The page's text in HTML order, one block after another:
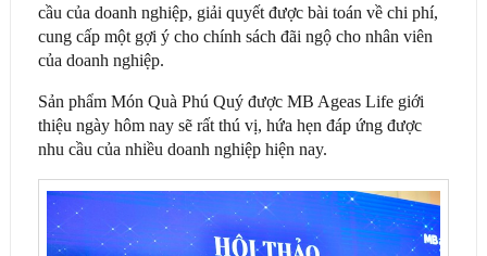
cầu của doanh nghiệp, giải quyết được bài toán về chi phí,
cung cấp một gợi ý cho chính sách đãi ngộ cho nhân viên
của doanh nghiệp.
Sản phẩm Món Quà Phú Quý được MB Ageas Life giới
thiệu ngày hôm nay sẽ rất thú vị, hứa hẹn đáp ứng được
nhu cầu của nhiều doanh nghiệp hiện nay.